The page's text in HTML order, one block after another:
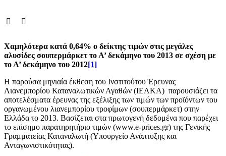
Χαμηλότερα κατά 0,64% ο δείκτης τιμών στις μεγάλες
αλυσίδες σουπερμάρκετ το Α’ δεκάμηνο του 2013 σε σχέση με
το Α’ δεκάμηνο του 2012[1]
Η παρούσα μηνιαία έκθεση του Ινστιτούτου Έρευνας
Λιανεμπορίου Καταναλωτικών Αγαθών (ΙΕΛΚΑ) παρουσιάζει τα
αποτελέσματα έρευνας της εξέλιξης των τιμών των προϊόντων του
οργανωμένου λιανεμπορίου τροφίμων (σουπερμάρκετ) στην
Ελλάδα το 2013. Βασίζεται στα πρωτογενή δεδομένα που παρέχει
το επίσημο παρατηρητήριο τιμών (www.e-prices.gr) της Γενικής
Γραμματείας Καταναλωτή (Υπουργείο Ανάπτυξης και
Ανταγωνιστικότητας).